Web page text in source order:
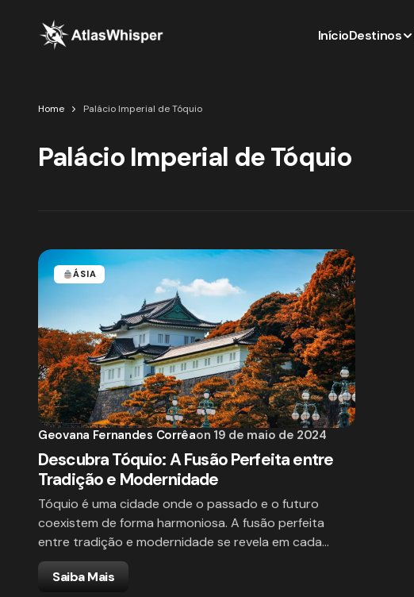
InícioDestinos
Home Palácio Imperial de Tóquio
Palácio Imperial de Tóquio
ÁSIA
Geovana Fernandes Corrêaon 19 de maio de 2024
Descubra Tóquio: A Fusão Perfeita entre
Tradição e Modernidade
Tóquio é uma cidade onde o passado e o futuro
coexistem de forma harmoniosa. A fusão perfeita
entre tradição e modernidade se revela em cada…
Saiba Mais